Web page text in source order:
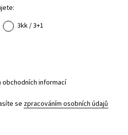
3kk / 3+1
obchodních informací
se zpracováním osobních údajů